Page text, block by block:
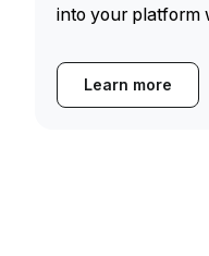
into your platform
Learn more